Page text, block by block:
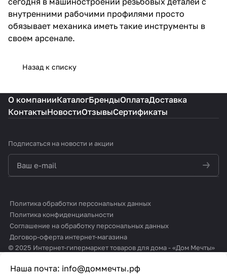
внутренними рабочими профилями просто
обязывает механика иметь такие инструменты в
своем арсенале.
Назад к списку
Наша почта: info@доммечты.рф
О компанииКаталогБрендыОплатаДоставка
КонтактыНовостиОтзывыСертификаты
Подписаться на новости и акции
Политика обработки персональных данных
Политика конфиденциальности
Соглашение на обработку персональных данных
Договор-оферта интернет-магазина
© 2025 Интернет-гипермаркет товаров для дома - «Дом Мечты»